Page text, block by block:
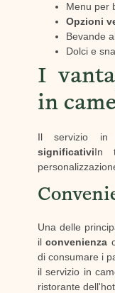
Menu per
Opzioni
Bevande
Dolci e
I
in
Il servizio in
significativiIn
Una delle
ilconvenienza
di consumare i
il servizio in
ristorante